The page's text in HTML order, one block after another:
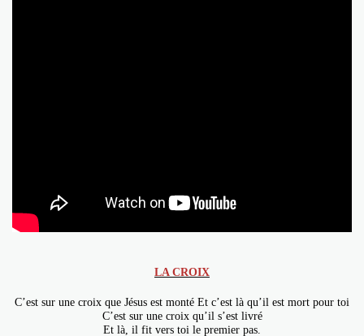
LA CROIX
C’est sur une croix que Jésus est monté Et c’est là qu’il est mort pour toi
C’est sur une croix qu’il s’est livré
Et là, il fit vers toi le premier pas.